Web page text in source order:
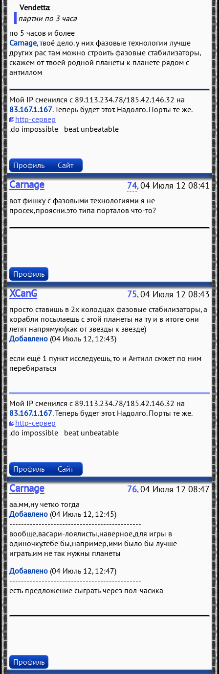
Vendetta
партии по 3 часа
по 5 часов и более
Carnage, твоё дело. у них фазовые технологии лучше
других рас там можно строить фазовые стабилизаторы,
скажем от твоей родной планеты к планете рядом с
антиллом
Мой IP сменился с 89.113.234.78/185.42.146.32 на
83.167.1.167. Теперь будет этот. Надолго. Порты те же.
http-сервер
.do impossible beat unbeatable
Профиль Сайт
Carnage 74, 04 Июля 12 08:41
вот фишку с фазовыми технологиями я не
просек,проясни.это типа порталов что-то?
Профиль
XCanG 75, 04 Июля 12 08:43
просто ставишь в 2х колодцах фазовые стабилизаторы, а
корабли посылаешь с этой планеты на ту и в итоге они
летят напрямую(как от звезды к звезде)
Добавлено (04 Июль 12, 12:43)
---------------------------------------------
если ещё 1 пункт исследуешь, то и Антилл смжет по ним
перебираться
Мой IP сменился с 89.113.234.78/185.42.146.32 на
83.167.1.167. Теперь будет этот. Надолго. Порты те же.
http-сервер
.do impossible beat unbeatable
Профиль Сайт
Carnage 76, 04 Июля 12 08:47
аа.мм,ну четко тогда
Добавлено (04 Июль 12, 12:45)
---------------------------------------------
вообще,васари-лоялисты,наверное,для игры в
одиночку.тебе бы,например,ими было бы лучше
играть.им не так нужны планеты
Добавлено (04 Июль 12, 12:47)
---------------------------------------------
есть предложение сыграть через пол-часика
Профиль